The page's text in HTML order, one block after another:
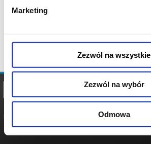
Marketing
Zezwól na wszystkie
Zezwól na wybór
Odmowa
POLITYKA